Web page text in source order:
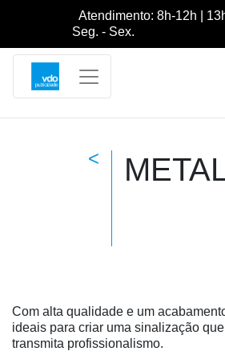
Atendimento: 8h-12h |
Seg. - Sex.
<
Com alta qualidade e um
ideais para criar uma sinalização
transmita profissionalismo.